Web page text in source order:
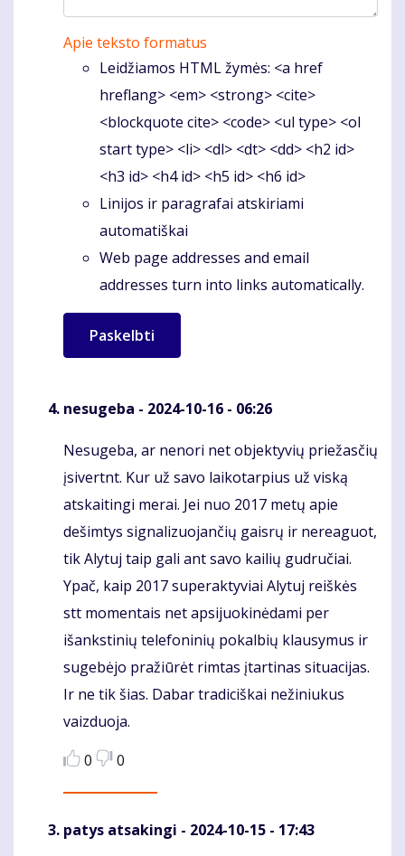
Apie teksto formatus
Leidžiamos HTML žymės: <a href
hreflang> <em> <strong> <cite>
<blockquote cite> <code> <ul type> <ol
start type> <li> <dl> <dt> <dd> <h2 id>
<h3 id> <h4 id> <h5 id> <h6 id>
Linijos ir paragrafai atskiriami
automatiškai
Web page addresses and email
addresses turn into links automatically.
nesugeba - 2024-10-16 - 06:26
Komentaras
Nesugeba, ar nenori net objektyvių priežasčių
įsivertnt. Kur už savo laikotarpius už viską
atskaitingi merai. Jei nuo 2017 metų apie
dešimtys signalizuojančių gaisrų ir nereaguot,
tik Alytuj taip gali ant savo kailių gudručiai.
Ypač, kaip 2017 superaktyviai Alytuj reiškės
stt momentais net apsijuokinėdami per
išankstinių telefoninių pokalbių klausymus ir
sugebėjo pražiūrėt rimtas įtartinas situacijas.
Ir ne tik šias. Dabar tradiciškai nežiniukus
vaizduoja.
0
0
patys atsakingi - 2024-10-15 - 17:43